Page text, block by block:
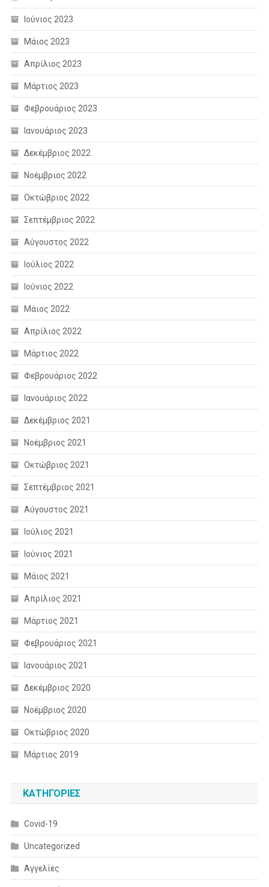
Ιούνιος 2023
Μάιος 2023
Απρίλιος 2023
Μάρτιος 2023
Φεβρουάριος 2023
Ιανουάριος 2023
Δεκέμβριος 2022
Νοέμβριος 2022
Οκτώβριος 2022
Σεπτέμβριος 2022
Αύγουστος 2022
Ιούλιος 2022
Ιούνιος 2022
Μάιος 2022
Απρίλιος 2022
Μάρτιος 2022
Φεβρουάριος 2022
Ιανουάριος 2022
Δεκέμβριος 2021
Νοέμβριος 2021
Οκτώβριος 2021
Σεπτέμβριος 2021
Αύγουστος 2021
Ιούλιος 2021
Ιούνιος 2021
Μάιος 2021
Απρίλιος 2021
Μάρτιος 2021
Φεβρουάριος 2021
Ιανουάριος 2021
Δεκέμβριος 2020
Νοέμβριος 2020
Οκτώβριος 2020
Μάρτιος 2019
KΑΤΗΓΟΡΊΕΣ
Covid-19
Uncategorized
Αγγελίες